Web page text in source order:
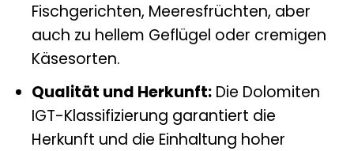
Fischgerichten, Meeresfrüchten, aber
auch zu hellem Geflügel oder cremigen
Käsesorten.
Qualität und Herkunft:Die Dolomiten
IGT-Klassifizierung garantiert die
Herkunft und die Einhaltung hoher